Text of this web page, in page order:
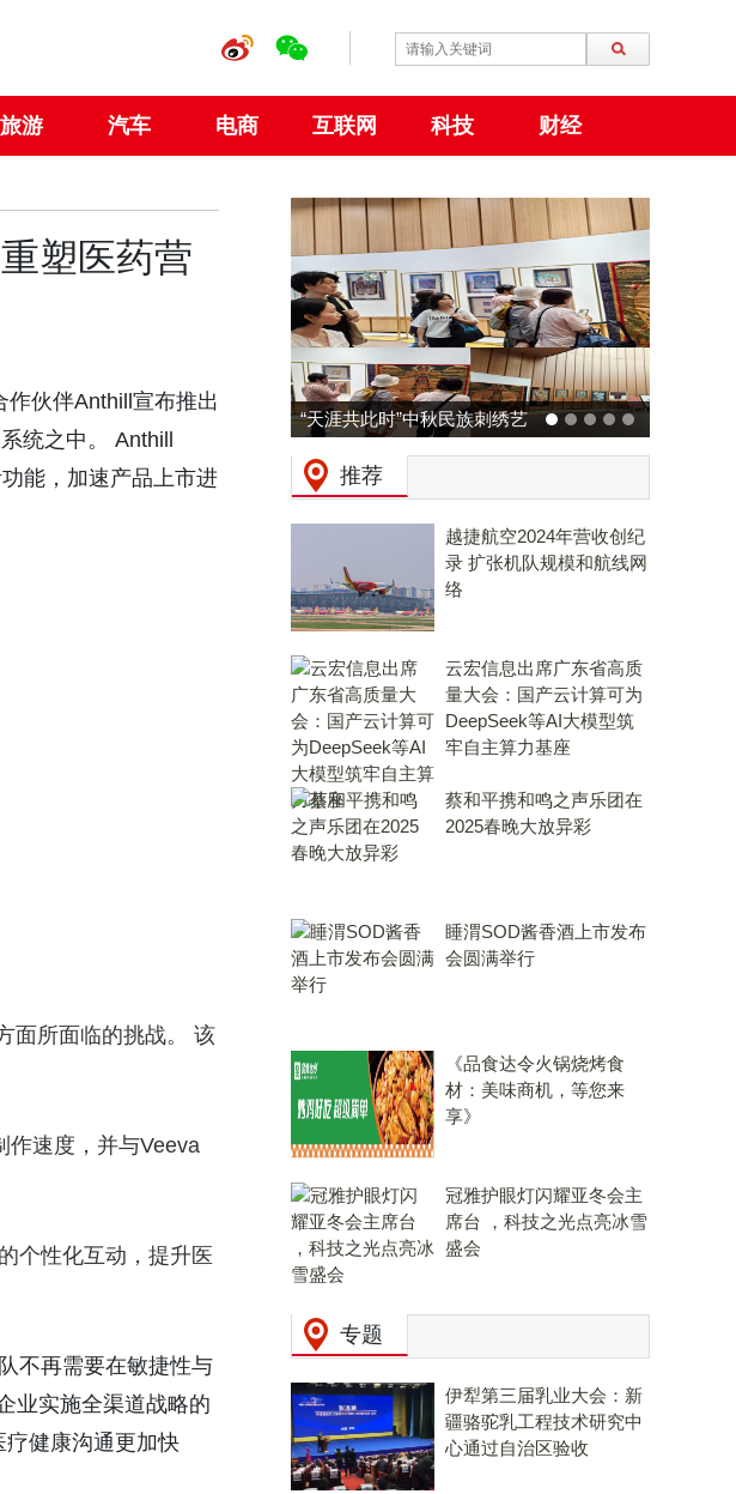
旅游 汽车 电商 互联网 科技 财经
塑医药营
伙伴Anthill宣布推出
统之中。 Anthill
能，加速产品上市进
面所面临的挑战。 该
速度，并与Veeva
个性化互动，提升医
不再需要在敏捷性与
业实施全渠道战略的
健康沟通更加快
“天涯共此时”中秋民族刺绣艺
术特展 在大阪世博会中国馆
成功举行
推荐
越捷航空2024年营收创纪
录 扩张机队规模和航线网
络
云宏信息出席广东省高质
量大会：国产云计算可为
DeepSeek等AI大模型筑
牢自主算力基座
蔡和平携和鸣之声乐团在
2025春晚大放异彩
睡渭SOD酱香酒上市发布
会圆满举行
《品食达令火锅烧烤食
材：美味商机，等您来
享》
冠雅护眼灯闪耀亚冬会主
席台 ，科技之光点亮冰雪
盛会
专题
伊犁第三届乳业大会：新
疆骆驼乳工程技术研究中
心通过自治区验收